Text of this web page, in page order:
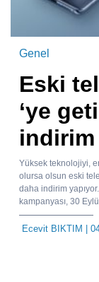
Genel
Eski
‘ye
indirim
Yüksek teknolojiyi,
olursa olsun eski
daha indirim
kampanyası, 30
Ecevit BIKTIM |